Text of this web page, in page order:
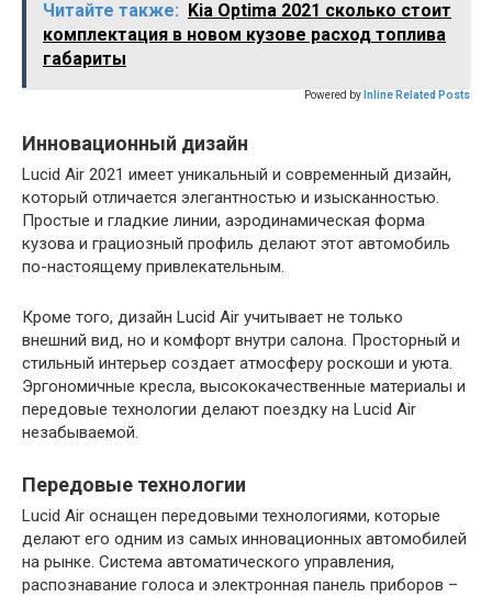
Читайте также: Kia Optima 2021 сколько стоит
комплектация в новом кузове расход топлива
габариты
Powered by Inline Related Posts
Инновационный дизайн
Lucid Air 2021 имеет уникальный и современный дизайн,
который отличается элегантностью и изысканностью.
Простые и гладкие линии, аэродинамическая форма
кузова и грациозный профиль делают этот автомобиль
по-настоящему привлекательным.
Кроме того, дизайн Lucid Air учитывает не только
внешний вид, но и комфорт внутри салона. Просторный и
стильный интерьер создает атмосферу роскоши и уюта.
Эргономичные кресла, высококачественные материалы и
передовые технологии делают поездку на Lucid Air
незабываемой.
Передовые технологии
Lucid Air оснащен передовыми технологиями, которые
делают его одним из самых инновационных автомобилей
на рынке. Система автоматического управления,
распознавание голоса и электронная панель приборов –